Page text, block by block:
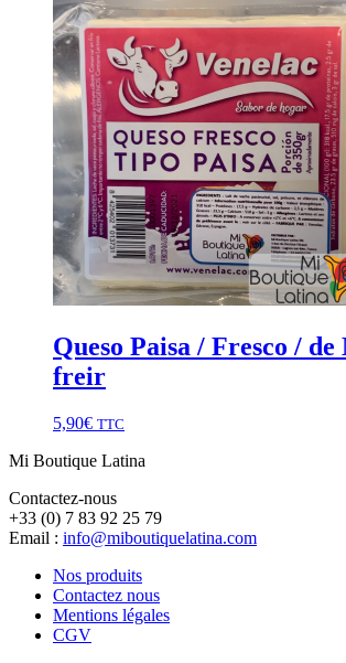
Queso Paisa / Fresco /
freir
5,90€ TTC
Mi Boutique Latina
Contactez-nous
+33 (0) 7 83 92 25 79
Email : info@miboutiquelatina.com
Nos produits
Contactez nous
Mentions légales
CGV